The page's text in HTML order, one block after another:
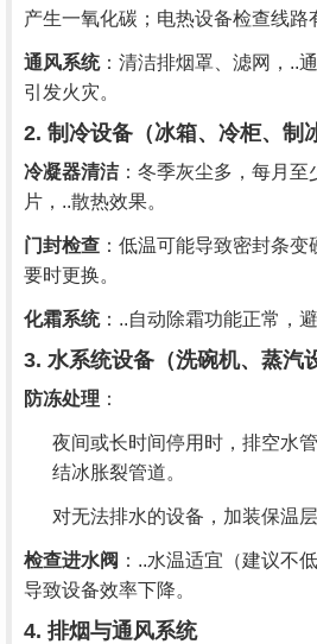
产生一氧化碳；电热设备检查线路
通风系统：清洁排烟罩、滤网，..
引发火灾。
2. 制冷设备（冰箱、冷柜、制
冷凝器清洁：冬季灰尘多，每月至
片，..散热效果。
门封检查 ：低温可能导致密封条
要时更换。
化霜系统：..自动除霜功能正常，
3. 水系统设备（洗碗机、蒸汽
防冻处理 ：
夜间或长时间停用时，排空水
结冰胀裂管道。
对无法排水的设备，加装保温
检查进水阀 ：..水温适宜（建议不
导致设备效率下降。
4. 排烟与通风系统